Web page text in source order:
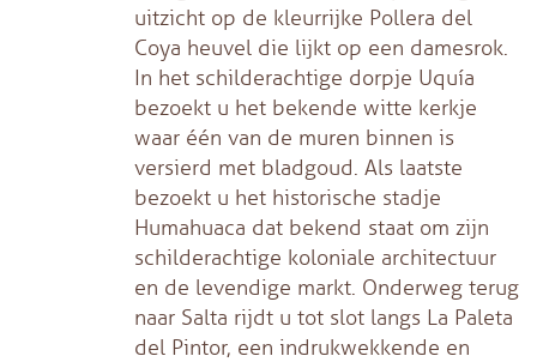
uitzicht op de kleurrijke Pollera del
Coya heuvel die lijkt op een damesrok.
In het schilderachtige dorpje Uquía
bezoekt u het bekende witte kerkje
waar één van de muren binnen is
versierd met bladgoud. Als laatste
bezoekt u het historische stadje
Humahuaca dat bekend staat om zijn
schilderachtige koloniale architectuur
en de levendige markt. Onderweg terug
naar Salta rijdt u tot slot langs La Paleta
del Pintor, een indrukwekkende en